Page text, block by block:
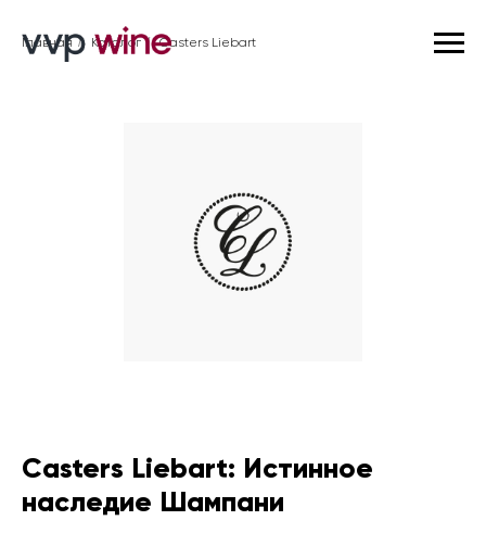
Главная / Каталог / Casters Liebart
Casters Liebart: Истинное
наследие Шампани